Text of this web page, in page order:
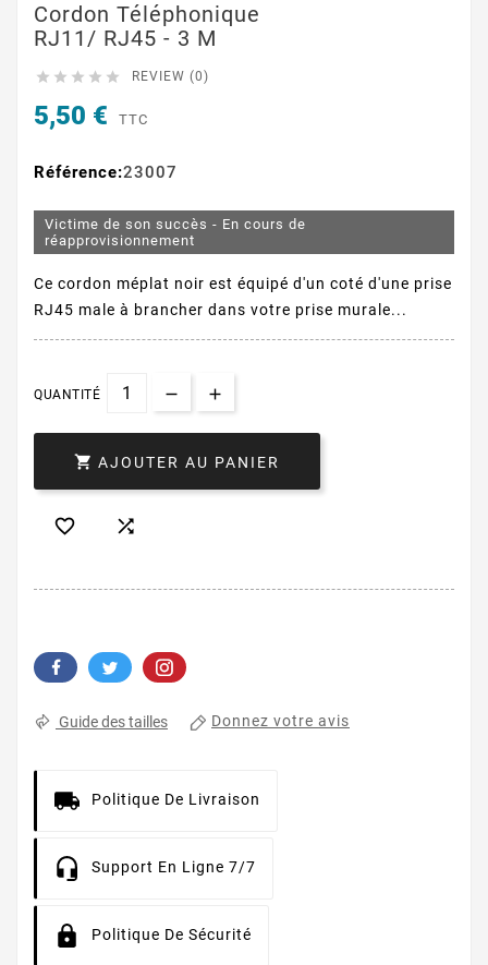
Cordon Téléphonique
RJ11/ RJ45 - 3 M
     REVIEW (0)
5,50 € TTC
Référence:23007
Victime de son succès - En cours de
réapprovisionnement
Ce cordon méplat noir est équipé d'un coté d'une prise
RJ45 male à brancher dans votre prise murale...
QUANTITÉ
 AJOUTER AU PANIER
 
Guide des tailles Donnez votre avis
Politique De Livraison
Support En Ligne 7/7
Politique De Sécurité